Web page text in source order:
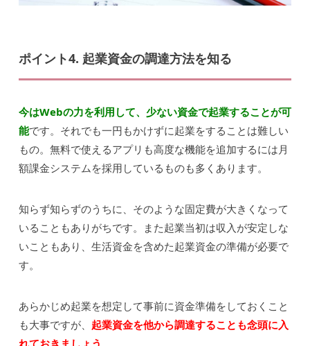
ポイント4. 起業資金の調達方法を知る
今はWebの力を利用して、少ない資金で起業することが可
能です。それでも一円もかけずに起業をすることは難しい
もの。無料で使えるアプリも高度な機能を追加するには月
額課金システムを採用しているものも多くあります。
知らず知らずのうちに、そのような固定費が大きくなって
いることもありがちです。また起業当初は収入が安定しな
いこともあり、生活資金を含めた起業資金の準備が必要で
す。
あらかじめ起業を想定して事前に資金準備をしておくこと
も大事ですが、 起業資金を他から調達することも念頭に入
れておきましょう